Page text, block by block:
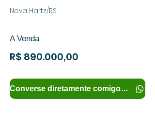
Nova Hartz/RS
A Venda
R$ 890.000,00
Converse diretamente comigo e tenha mais informações